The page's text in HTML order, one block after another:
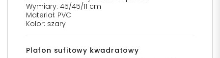
Wymiary: 45/45/11 cm
Materiał: PVC
Kolor: szary
Plafon sufitowy kwadratowy